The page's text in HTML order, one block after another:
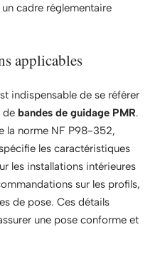
cadre réglementaire
applicables
indispensable de se référer
de bandes de guidage PMR.
la norme NF P98-352,
les caractéristiques
les installations intérieures
sur les profils,
de pose. Ces détails
une pose conforme et